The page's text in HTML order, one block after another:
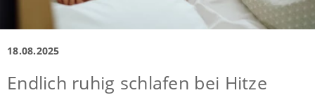
18.08.2025
Endlich ruhig schlafen bei Hitze